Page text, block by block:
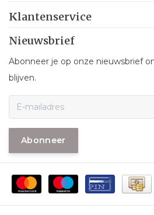
Klantenservice
Nieuwsbrief
Abonneer je op onze nieuwsbrief
blijven.
Abonneer